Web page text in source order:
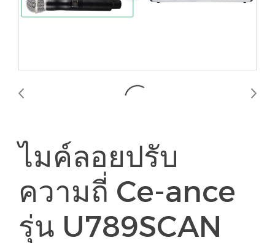
ไมค์ลอยปรับ
ความถี่ Ce-ance
รุ่น U789SCAN